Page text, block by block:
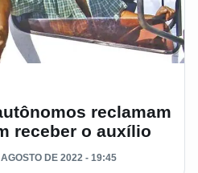
reclamam
receber o auxílio
DE 2022 - 19:45